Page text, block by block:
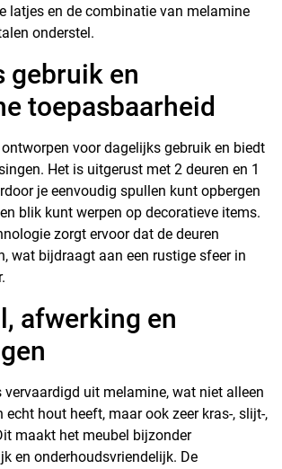
latjes en de combinatie van melamine
onderstel.
gebruik en
toepasbaarheid
voor dagelijks gebruik en biedt
Het is uitgerust met 2 deuren en 1
je eenvoudig spullen kunt opbergen
blik kunt werpen op decoratieve items.
zorgt ervoor dat de deuren
wat bijdraagt aan een rustige sfeer in
afwerking en
vervaardigd uit melamine, wat niet alleen
hout heeft, maar ook zeer kras-, slijt-,
maakt het meubel bijzonder
en onderhoudsvriendelijk. De